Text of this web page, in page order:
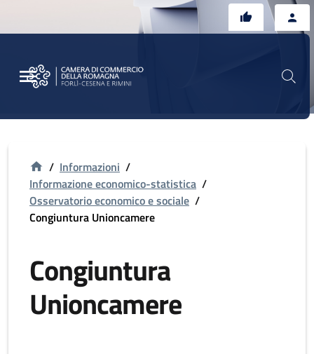
/ Informazioni /
Informazione economico-statistica /
Osservatorio economico e sociale /
Congiuntura Unioncamere
Congiuntura
Unioncamere